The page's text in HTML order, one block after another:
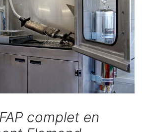
complet en